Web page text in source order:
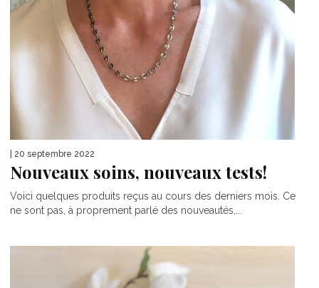
| 20 septembre 2022
Nouveaux soins, nouveaux tests!
Voici quelques produits reçus au cours des derniers mois. Ce
ne sont pas, à proprement parlé des nouveautés,...